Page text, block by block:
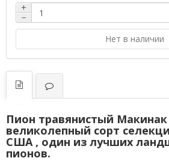
+
−
Нет в наличии
Пион травянистый
великолепный сорт
США , один из лучших
пионов.